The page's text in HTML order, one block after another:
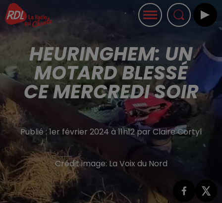
HEURINGHEM: UN
MOTARD BLESSÉ
CE MERCREDI SOIR
Publié : 1er février 2024 à 11h12 par Claire Cortyl
Crédit image: La Voix du Nord